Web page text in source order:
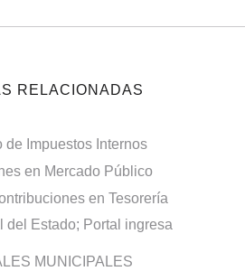
RELACIONADAS
de Impuestos Internos
en Mercado Público
en Tesorería
del Estado; Portal ingresa
MUNICIPALES